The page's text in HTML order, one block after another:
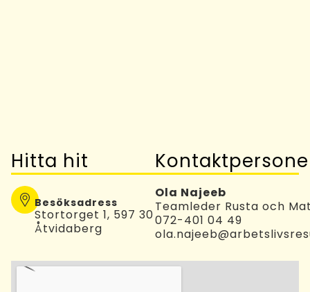
Hitta hit
Besöksadress
Stortorget 1, 597 30
Åtvidaberg
Ola Najeeb
Teamleder Rusta och
072-401 04 49